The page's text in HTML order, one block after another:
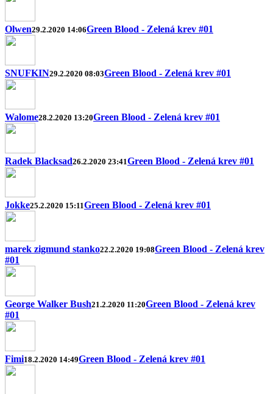
Olwen29.2.2020 14:06Green Blood - Zelená krev #01
SNUFKIN29.2.2020 08:03Green Blood - Zelená krev #01
Walome28.2.2020 13:20Green Blood - Zelená krev #01
Radek Blacksad26.2.2020 23:41Green Blood - Zelená krev #01
Jokke25.2.2020 15:11Green Blood - Zelená krev #01
marek zigmund stanko22.2.2020 19:08Green Blood - Zelená krev
#01
George Walker Bush21.2.2020 11:20Green Blood - Zelená krev
#01
Fimi18.2.2020 14:49Green Blood - Zelená krev #01